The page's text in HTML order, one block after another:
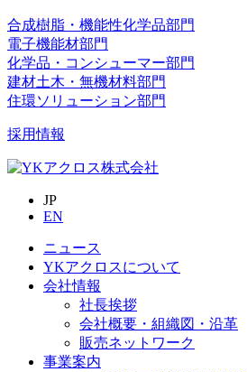
合成樹脂・機能性化学品部門
電子機能材部門
化学品・コンシューマー部門
建材土木・無機材料部門
住環ソリューション部門
採用情報
JP
EN
ニュース
YKアクロスについて
会社情報
社長挨拶
会社概要・組織図・沿革
販売ネットワーク
事業案内